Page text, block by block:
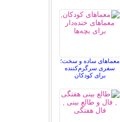
معماهای ساده و سخت؛
سفری سرگرم‌کننده
برای کودکان